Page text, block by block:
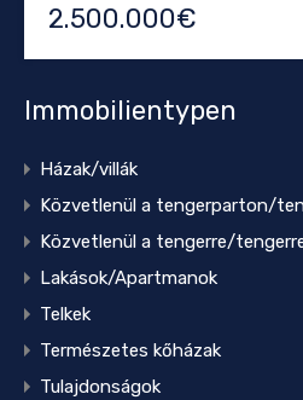
2.500.000€
Immobilientypen
Házak/villák
Közvetlenül a tengerparton/
Közvetlenül a tengerre/
Lakások/Apartmanok
Telkek
Természetes kőházak
Tulajdonságok